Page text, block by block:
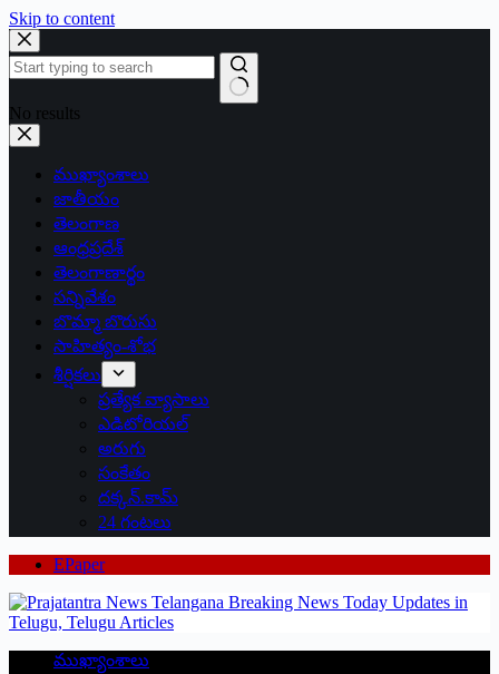
Skip to content
No results
ముఖ్యాంశాలు
జాతీయం
తెలంగాణ
ఆంధ్రప్రదేశ్
తెలంగాణార్థం
సన్నివేశం
బొమ్మా బొరుసు
సాహిత్యం-శోభ
శీర్షికలు
ప్రత్యేక వ్యాసాలు
ఎడిటోరియల్
అరుగు
సంకేతం
దక్కన్.కామ్
24 గంటలు
EPaper
ముఖ్యాంశాలు